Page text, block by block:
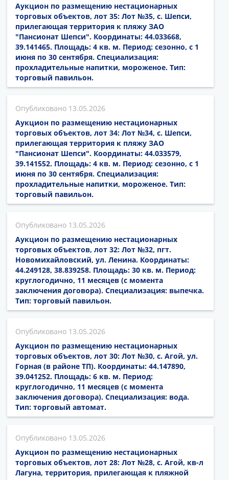
Аукцион по размещению нестационарных
торговых объектов, лот 35: Лот №35, с. Шепси,
прилегающая территория к пляжу ЗАО
"Пансионат Шепси". Координаты: 44.033668,
39.141465. Площадь: 4 кв. м. Период: сезонно, с 1
июня по 30 сентября. Специализация:
прохладительные напитки, мороженое. Тип:
торговый павильон.
13.05.2026
Аукцион по размещению нестационарных
торговых объектов, лот 34: Лот №34, с. Шепси,
прилегающая территория к пляжу ЗАО
"Пансионат Шепси". Координаты: 44.033579,
39.141552. Площадь: 4 кв. м. Период: сезонно, с 1
июня по 30 сентября. Специализация:
прохладительные напитки, мороженое. Тип:
торговый павильон.
13.05.2026
Аукцион по размещению нестационарных
торговых объектов, лот 32: Лот №32, пгт.
Новомихайловский, ул. Ленина. Координаты:
44.249128, 38.839258. Площадь: 30 кв. м. Период:
круглогодично, 11 месяцев (с момента
заключения договора). Специализация: выпечка.
Тип: торговый павильон.
13.05.2026
Аукцион по размещению нестационарных
торговых объектов, лот 30: Лот №30, с. Агой, ул.
Горная (в районе ТП). Координаты: 44.147890,
39.041252. Площадь: 6 кв. м. Период:
круглогодично, 11 месяцев (с момента
заключения договора). Специализация: вода.
Тип: торговый автомат.
13.05.2026
Аукцион по размещению нестационарных
торговых объектов, лот 28: Лот №28, с. Агой, кв-л
Лагуна, территория, прилегающая к пляжной